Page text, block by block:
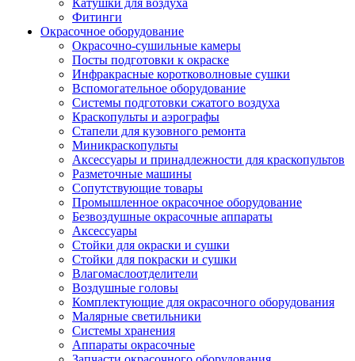
Катушки для воздуха
Фитинги
Окрасочное оборудование
Окрасочно-сушильные камеры
Посты подготовки к окраске
Инфракрасные коротковолновые сушки
Вспомогательное оборудование
Системы подготовки сжатого воздуха
Краскопульты и аэрографы
Стапели для кузовного ремонта
Миникраскопульты
Аксессуары и принадлежности для краскопультов
Разметочные машины
Сопутствующие товары
Промышленное окрасочное оборудование
Безвоздушные окрасочные аппараты
Аксессуары
Стойки для окраски и сушки
Стойки для покраски и сушки
Влагомаслоотделители
Воздушные головы
Комплектующие для окрасочного оборудования
Малярные светильники
Системы хранения
Аппараты окрасочные